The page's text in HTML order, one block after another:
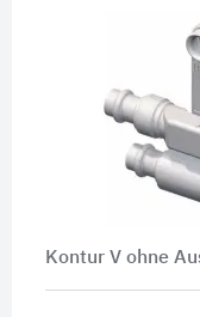
Kontur V ohne